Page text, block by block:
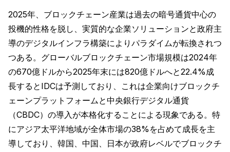
2025年、ブロックチェーン産業は過去の暗号通貨中心の
投機的性格を脱し、実質的な企業ソリューションと政府主
導のデジタルインフラ構築によりパラダイムが転換されつ
つある。グローバルブロックチェーン市場規模は2024年
の670億ドルから2025年末には820億ドルへと22.4%成
長するとIDCは予測しており、これは企業向けブロックチ
ェーンプラットフォームと中央銀行デジタル通貨
（CBDC）の導入が本格化することによる現象である。特
にアジア太平洋地域が全体市場の38%を占めて成長を主
導しており、韓国、中国、日本が政府レベルでブロックチ